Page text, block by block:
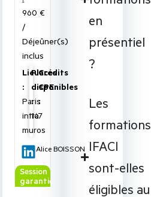
960 €
/
Déjeûner(s)
inclus
Lieu
:
Paris
intra
muros
Places
disponibles
:
16
Crédits
CPE
:
7
Alice BOISSON
Session
garantie
en
présentiel
?
Les
formations
IFACI
sont-elles
éligibles au